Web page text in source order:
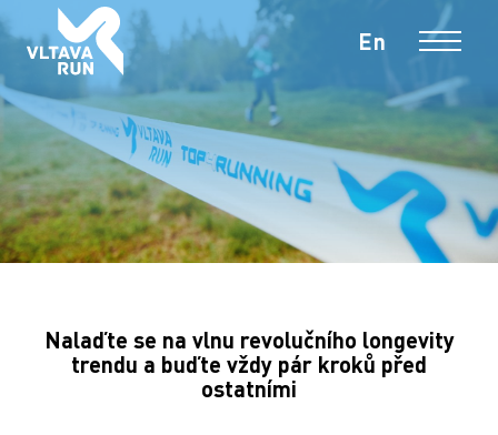
MENU
cs
En
Nalaďte se na vlnu revolučního longevity
trendu a buďte vždy pár kroků před
ostatními